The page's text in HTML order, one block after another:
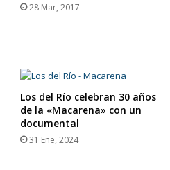
28 Mar, 2017
Los del Río celebran 30 años
de la «Macarena» con un
documental
31 Ene, 2024